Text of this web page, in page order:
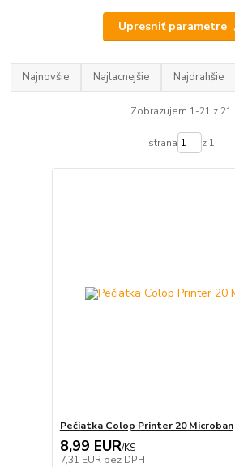
Upresniť parametre
Najnovšie Najlacnejšie Najdrahšie
Zobrazujem 1-21 z 21
strana z 1
Pečiatka Colop Printer 20 Microban
8,99 EUR/KS
7,31 EUR bez DPH